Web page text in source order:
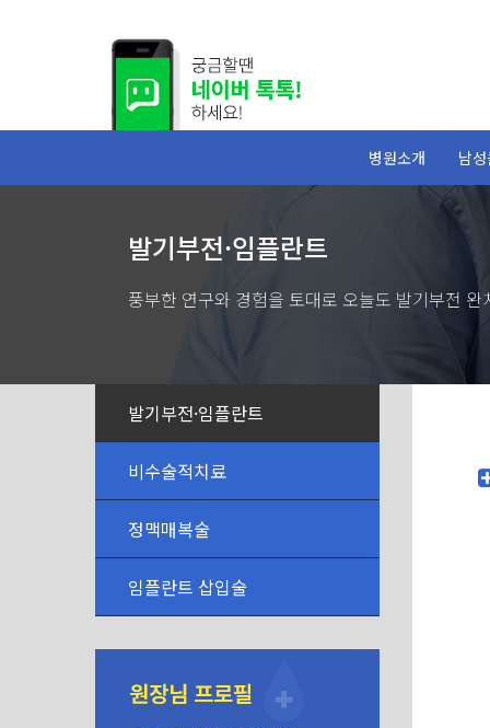
병원소개 남
발기부전·임플란트
풍부한 연구와 경험을 토대로 오늘도 발기부전
발기부전·임플란트
비수술적치료
정맥매복술
임플란트 삽입술